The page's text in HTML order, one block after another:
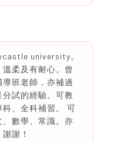
university。
柔及有耐心。曾
班老師，亦補過
試的經驗。可教
、全科補習。 可
數學、常識。亦
謝！